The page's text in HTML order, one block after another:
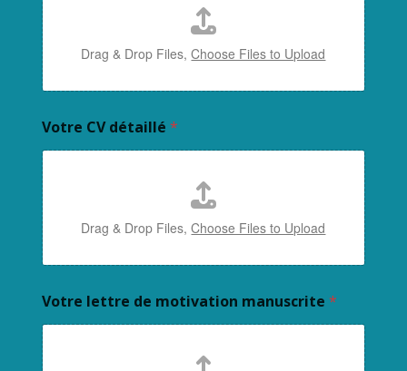
Drag & Drop Files,Choose Files to Upload
Votre CV détaillé *
Drag & Drop Files,Choose Files to Upload
Votre lettre de motivation manuscrite *